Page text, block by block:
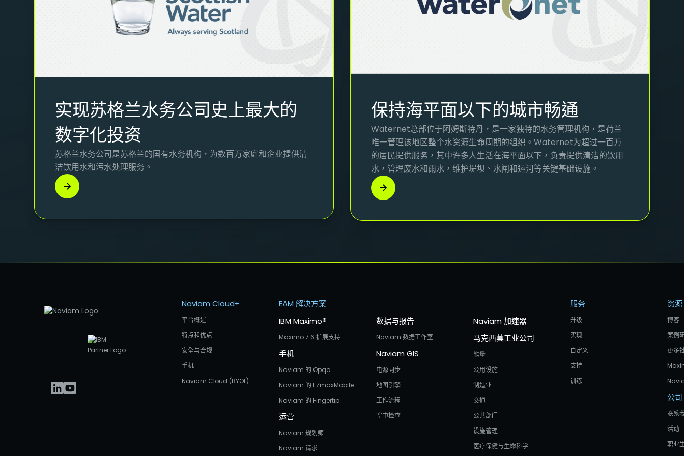
实现苏格兰水务公司史上最大的
数字化投资
苏格兰水务公司是苏格兰的国有水务机构，为数百万家庭和企业提供清
洁饮用水和污水处理服务。
保持海平面以下的城市畅通
Waternet总部位于阿姆斯特丹，是一家独特的水务管理机构，是荷兰
唯一管理该地区整个水资源生命周期的组织。Waternet为超过一百万
的居民提供服务，其中许多人生活在海平面以下，负责提供清洁的饮用
水，管理废水和雨水，维护堤坝、水闸和运河等关键基础设施。
Naviam Cloud+
平台概述
特点和优点
安全与合规
手机
Naviam Cloud (BYOL)
EAM 解决方案
IBM Maximo®
Maximo 7.6 扩展支持
手机
Naviam 的 Opqo
Naviam 的 EZmaxMobile
Naviam 的 Fingertip
运营
Naviam 规划师
Naviam 请求
数据与报告
Naviam 数据工作室
Naviam GIS
电源同步
地图引擎
工作流程
空中检查
Naviam 加速器
马克西莫工业公司
能量
公用设施
制造业
交通
公共部门
设施管理
医疗保健与生命科学
服务
升级
实现
自定义
支持
训练
资源
博客
案例
更多
公司
联系
活动
职业